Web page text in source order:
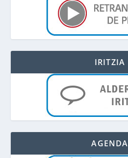
IRITZIA
AGENDA